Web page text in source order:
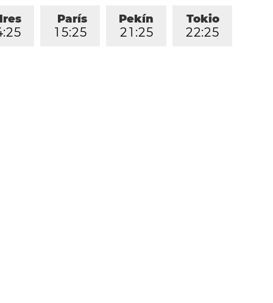
Tokio
22:25
Pekín
21 :25
París
1 5:25
:25